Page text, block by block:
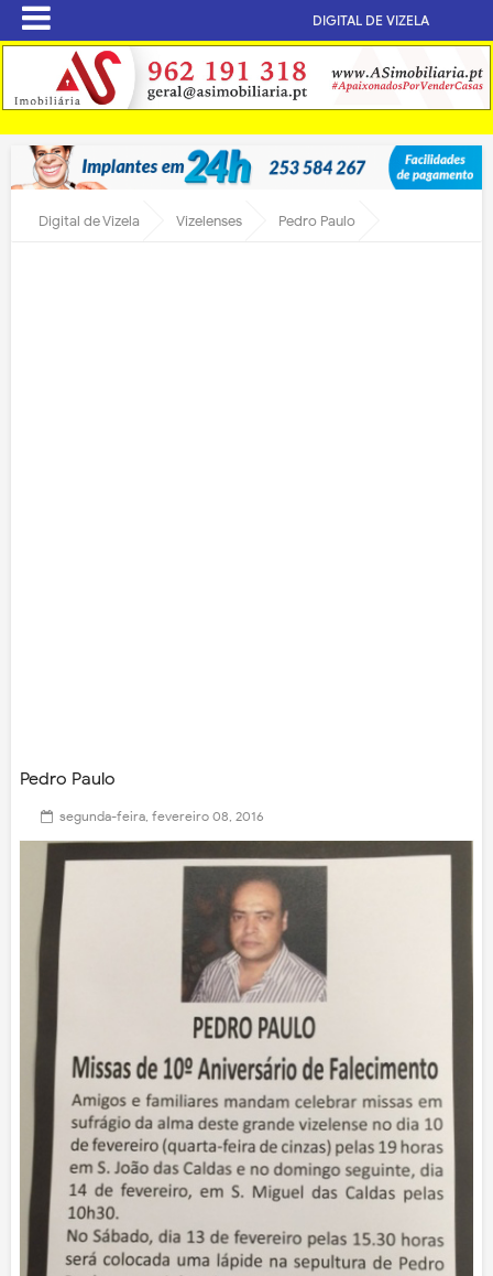
DIGITAL DE VIZELA
Digital de Vizela Vizelenses Pedro Paulo
Pedro Paulo
segunda-feira, fevereiro 08, 2016